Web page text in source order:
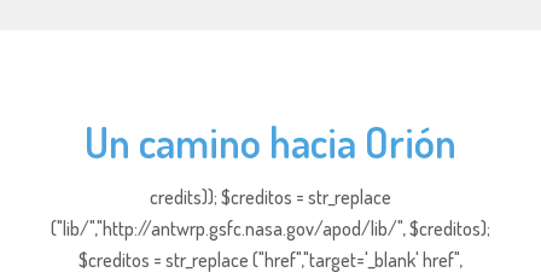
Un camino hacia Orión
credits)); $creditos = str_replace
("lib/","http://antwrp.gsfc.nasa.gov/apod/lib/", $creditos);
$creditos = str_replace ("href","target='_blank' href",